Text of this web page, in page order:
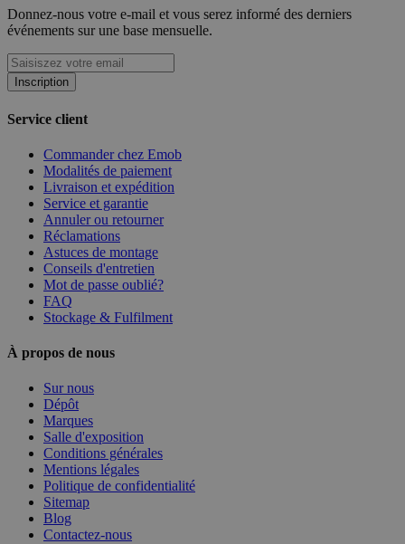
Donnez-nous votre e-mail et vous serez informé des derniers
événements sur une base mensuelle.
Inscription
Service client
Commander chez Emob
Modalités de paiement
Livraison et expédition
Service et garantie
Annuler ou retourner
Réclamations
Astuces de montage
Conseils d'entretien
Mot de passe oublié?
FAQ
Stockage & Fulfilment
À propos de nous
Sur nous
Dépôt
Marques
Salle d'exposition
Conditions générales
Mentions légales
Politique de confidentialité
Sitemap
Blog
Contactez-nous